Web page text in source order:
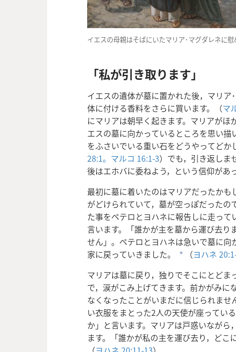
イエスの母親はそばにいたマリア･マグダレネに慰
「私が引き取ります」
イエスの遺体が墓に置かれた後，マリ
体に付ける香料をさらに買います。（マ
にマリアは朝早く起きます。マリアが
エスの墓に向かっているところを思い
をふさいでいる重い石をどうやってど
28:1。 マルコ 16:1-3）でも，引き返しま
後はエホバに委ねよう，という信仰があ
最初に墓に着いたのはマリアだったか
がどけられていて，墓が空っぽだった
た事をペテロとヨハネに報告しに走っ
言います。「誰かが主を墓から運び去
せん」。ペテロとヨハネは急いで墓に
家に戻っていきました。
a （ヨハネ
マリアは墓に戻り，独りでそこにとど
で，涙がこみ上げてきます。前かがみに
なくなったことがいまだに信じられま
い衣服をまとった2人の天使が座ってい
か」と言います。マリアは戸惑いなが
ます。「誰かが私の主を運び去り，どこ